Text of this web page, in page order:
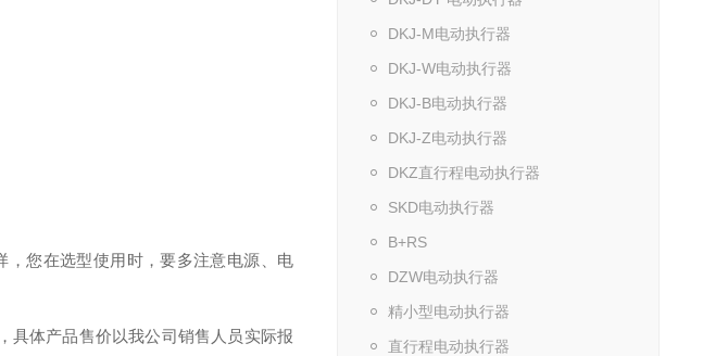
DKJ-M电动执行器
DKJ-W电动执行器
DKJ-B电动执行器
DKJ-Z电动执行器
DKZ直行程电动执行器
SKD电动执行器
B+RS
DZW电动执行器
精小型电动执行器
直行程电动执行器
您在选型使用时，要多注意电源、电
具体产品售价以我公司销售人员实际报